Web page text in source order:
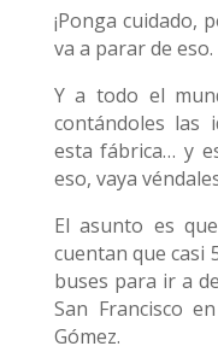
¡Ponga cuidado,
va a parar de eso.
Y a todo el
contándoles las
esta fábrica… y
eso, vaya
El asunto es
cuentan que casi
buses para ir a
San Francisco
Gómez.